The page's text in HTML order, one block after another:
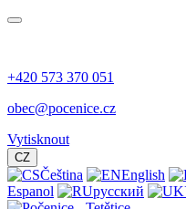
+420 573 370 051
obec@pocenice.cz
Vytisknout
CZ
Čeština English
Espanol
русский